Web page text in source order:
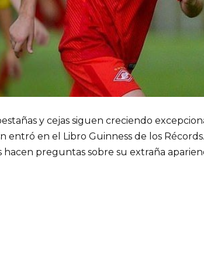
y cejas siguen creciendo
entró en el Libro Guinness de los
preguntas sobre su extraña